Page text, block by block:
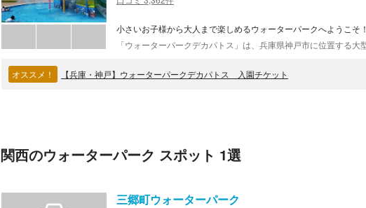
小さいお子様から大人まで楽しめるウォーターパークへようこそ！
オススメ！ 【兵庫・神戸】ウォーターパークデカパトス 入園チケット
関西のウォーターパーク スポット 1選
三郷町ウォーターパーク